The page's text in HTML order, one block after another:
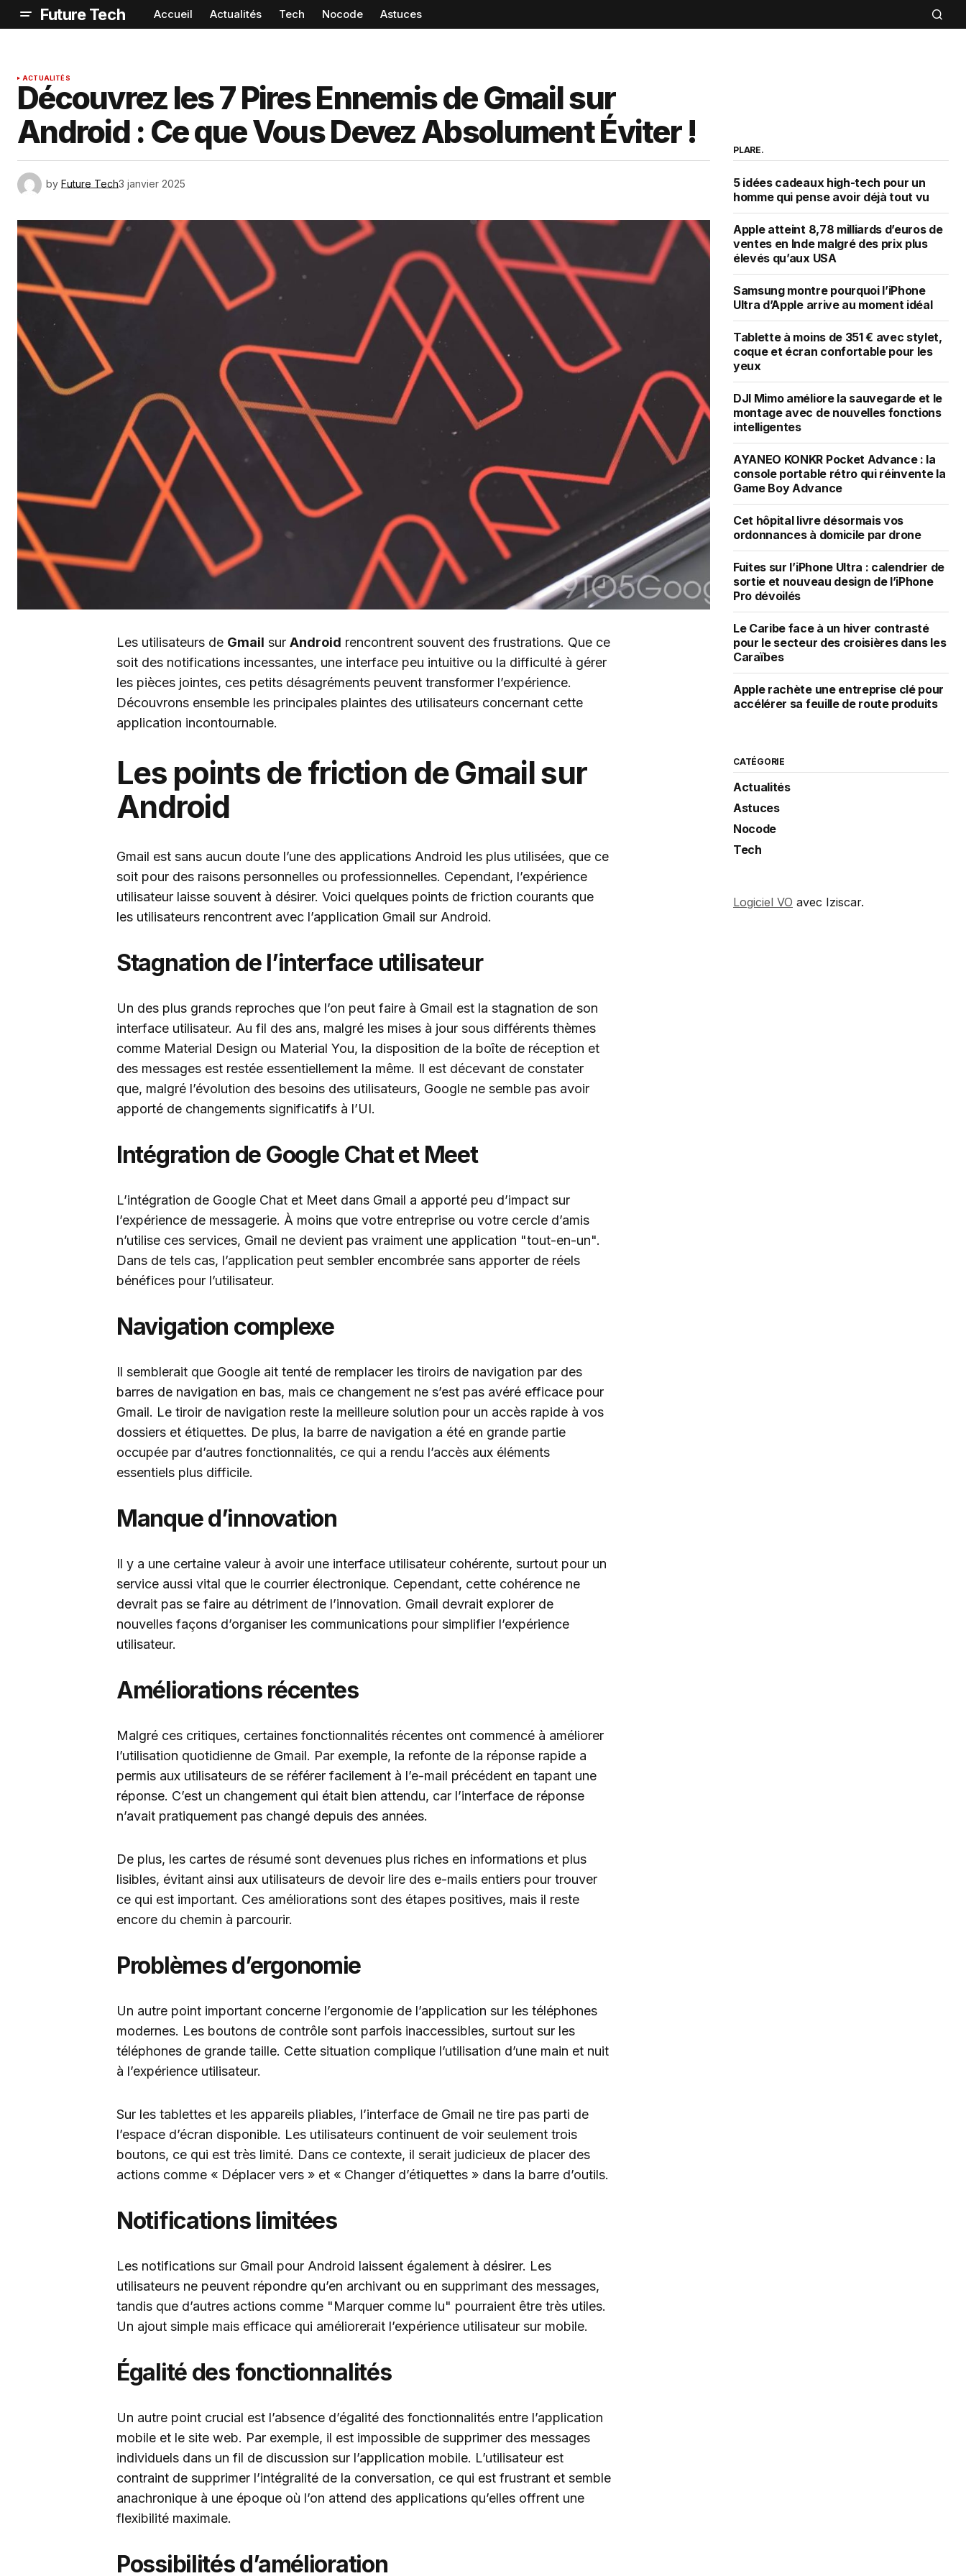
Future Tech Accueil Actualités Tech Nocode Astuces
ACTUALITÉS
Découvrez les 7 Pires Ennemis de Gmail sur
Android : Ce que Vous Devez Absolument Éviter !
by Future Tech3 janvier 2025
Les utilisateurs de Gmail sur Android rencontrent souvent des frustrations. Que ce
soit des notifications incessantes, une interface peu intuitive ou la difficulté à gérer
les pièces jointes, ces petits désagréments peuvent transformer l’expérience.
Découvrons ensemble les principales plaintes des utilisateurs concernant cette
application incontournable.
Les points de friction de Gmail sur
Android
Gmail est sans aucun doute l’une des applications Android les plus utilisées, que ce
soit pour des raisons personnelles ou professionnelles. Cependant, l’expérience
utilisateur laisse souvent à désirer. Voici quelques points de friction courants que
les utilisateurs rencontrent avec l’application Gmail sur Android.
Stagnation de l’interface utilisateur
Un des plus grands reproches que l’on peut faire à Gmail est la stagnation de son
interface utilisateur. Au fil des ans, malgré les mises à jour sous différents thèmes
comme Material Design ou Material You, la disposition de la boîte de réception et
des messages est restée essentiellement la même. Il est décevant de constater
que, malgré l’évolution des besoins des utilisateurs, Google ne semble pas avoir
apporté de changements significatifs à l’UI.
Intégration de Google Chat et Meet
L’intégration de Google Chat et Meet dans Gmail a apporté peu d’impact sur
l’expérience de messagerie. À moins que votre entreprise ou votre cercle d’amis
n’utilise ces services, Gmail ne devient pas vraiment une application "tout-en-un".
Dans de tels cas, l’application peut sembler encombrée sans apporter de réels
bénéfices pour l’utilisateur.
Navigation complexe
Il semblerait que Google ait tenté de remplacer les tiroirs de navigation par des
barres de navigation en bas, mais ce changement ne s’est pas avéré efficace pour
Gmail. Le tiroir de navigation reste la meilleure solution pour un accès rapide à vos
dossiers et étiquettes. De plus, la barre de navigation a été en grande partie
occupée par d’autres fonctionnalités, ce qui a rendu l’accès aux éléments
essentiels plus difficile.
Manque d’innovation
Il y a une certaine valeur à avoir une interface utilisateur cohérente, surtout pour un
service aussi vital que le courrier électronique. Cependant, cette cohérence ne
devrait pas se faire au détriment de l’innovation. Gmail devrait explorer de
nouvelles façons d’organiser les communications pour simplifier l’expérience
utilisateur.
Améliorations récentes
Malgré ces critiques, certaines fonctionnalités récentes ont commencé à améliorer
l’utilisation quotidienne de Gmail. Par exemple, la refonte de la réponse rapide a
permis aux utilisateurs de se référer facilement à l’e-mail précédent en tapant une
réponse. C’est un changement qui était bien attendu, car l’interface de réponse
n’avait pratiquement pas changé depuis des années.
De plus, les cartes de résumé sont devenues plus riches en informations et plus
lisibles, évitant ainsi aux utilisateurs de devoir lire des e-mails entiers pour trouver
ce qui est important. Ces améliorations sont des étapes positives, mais il reste
encore du chemin à parcourir.
Problèmes d’ergonomie
Un autre point important concerne l’ergonomie de l’application sur les téléphones
modernes. Les boutons de contrôle sont parfois inaccessibles, surtout sur les
téléphones de grande taille. Cette situation complique l’utilisation d’une main et nuit
à l’expérience utilisateur.
Sur les tablettes et les appareils pliables, l’interface de Gmail ne tire pas parti de
l’espace d’écran disponible. Les utilisateurs continuent de voir seulement trois
boutons, ce qui est très limité. Dans ce contexte, il serait judicieux de placer des
actions comme « Déplacer vers » et « Changer d’étiquettes » dans la barre d’outils.
Notifications limitées
Les notifications sur Gmail pour Android laissent également à désirer. Les
utilisateurs ne peuvent répondre qu’en archivant ou en supprimant des messages,
tandis que d’autres actions comme "Marquer comme lu" pourraient être très utiles.
Un ajout simple mais efficace qui améliorerait l’expérience utilisateur sur mobile.
Égalité des fonctionnalités
Un autre point crucial est l’absence d’égalité des fonctionnalités entre l’application
mobile et le site web. Par exemple, il est impossible de supprimer des messages
individuels dans un fil de discussion sur l’application mobile. L’utilisateur est
contraint de supprimer l’intégralité de la conversation, ce qui est frustrant et semble
anachronique à une époque où l’on attend des applications qu’elles offrent une
flexibilité maximale.
Possibilités d’amélioration
PLARE.
5 idées cadeaux high-tech pour un
homme qui pense avoir déjà tout vu
Apple atteint 8,78 milliards d’euros de
ventes en Inde malgré des prix plus
élevés qu’aux USA
Samsung montre pourquoi l’iPhone
Ultra d’Apple arrive au moment idéal
Tablette à moins de 351 € avec stylet,
coque et écran confortable pour les
yeux
DJI Mimo améliore la sauvegarde et le
montage avec de nouvelles fonctions
intelligentes
AYANEO KONKR Pocket Advance : la
console portable rétro qui réinvente la
Game Boy Advance
Cet hôpital livre désormais vos
ordonnances à domicile par drone
Fuites sur l’iPhone Ultra : calendrier de
sortie et nouveau design de l’iPhone
Pro dévoilés
Le Caribe face à un hiver contrasté
pour le secteur des croisières dans les
Caraïbes
Apple rachète une entreprise clé pour
accélérer sa feuille de route produits
CATÉGORIE
Actualités
Astuces
Nocode
Tech
Logiciel VO avec Iziscar.